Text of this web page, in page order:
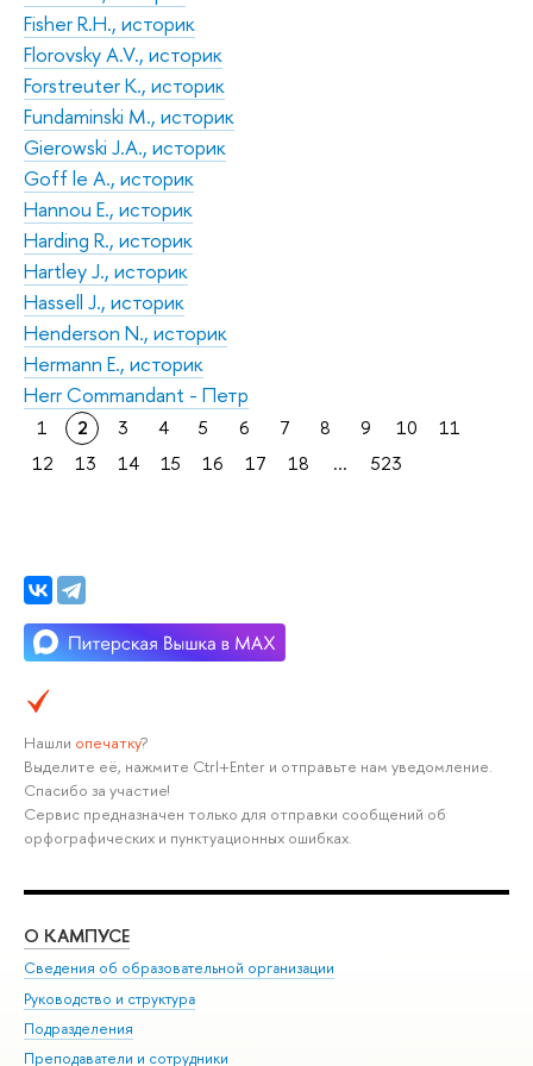
Fisher R.H., историк
Florovsky A.V., историк
Forstreuter K., историк
Fundaminski М., историк
Gierowski J.A., историк
Goff le A., историк
Hannou Е., историк
Harding R., историк
Hartley J., историк
Hassell J., историк
Henderson N., историк
Hermann Е., историк
Herr Commandant - Петр
1 2 3 4 5 6 7 8 9 10
11
12
13 14 15 16 17 18 ... 523
Нашли опечатку?
Выделите её, нажмите Ctrl+Enter и отправьте нам уведомление.
Спасибо за участие!
Сервис предназначен только для отправки сообщений об
орфографических и пунктуационных ошибках.
О КАМПУСЕ
Сведения об образовательной организации
Руководство и структура
Подразделения
Преподаватели и сотрудники